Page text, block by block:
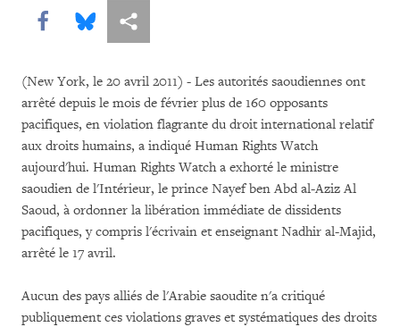
Share this via Facebook
Share this via Bluesky
Share this via Partagez
(New York, le 20 avril 2011) - Les autorités saoudiennes ont
arrêté depuis le mois de février plus de 160 opposants
pacifiques, en violation flagrante du droit international relatif
aux droits humains, a indiqué Human Rights Watch
aujourd'hui. Human Rights Watch a exhorté le ministre
saoudien de l'Intérieur, le prince Nayef ben Abd al-Aziz Al
Saoud, à ordonner la libération immédiate de dissidents
pacifiques, y compris l'écrivain et enseignant Nadhir al-Majid,
arrêté le 17 avril.
Aucun des pays alliés de l'Arabie saoudite n'a critiqué
publiquement ces violations graves et systématiques des droits